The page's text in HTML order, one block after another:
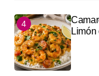
Limón